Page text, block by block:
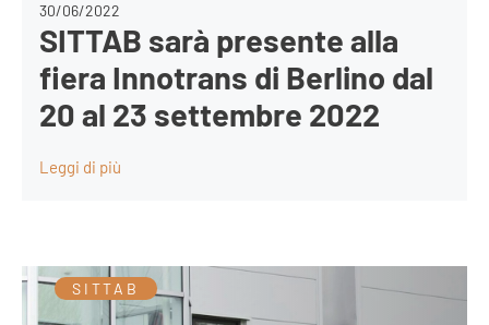
30/06/2022
SITTAB sarà presente alla
fiera Innotrans di Berlino dal
20 al 23 settembre 2022
Leggi di più
SITTAB